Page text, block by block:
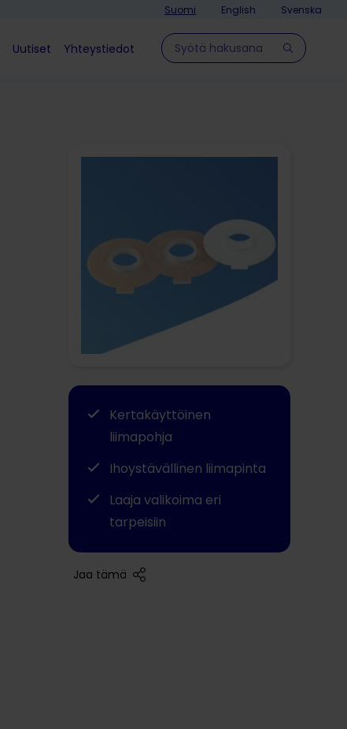
Suomi English Svenska
Uutiset
Yhteystiedot
Hae sivulla
Kertakäyttöinen
liimapohja
Ihoystävällinen liimapinta
Laaja valikoima eri
tarpeisiin
Jaa tämä